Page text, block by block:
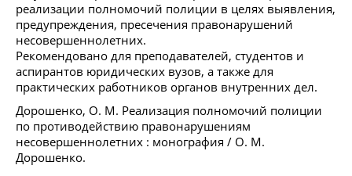
реализации полномочий полиции в целях выявления,
предупреждения, пресечения правонарушений
несовершеннолетних.
Рекомендовано для преподавателей, студентов и
аспирантов юридических вузов, а также для
практических работников органов внутренних дел.
Дорошенко, О. М. Реализация полномочий полиции
по противодействию правонарушениям
несовершеннолетних : монография / О. М.
Дорошенко.